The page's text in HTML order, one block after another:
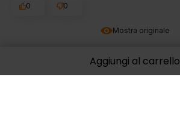
Aggiungi al carrello
Mostra originale
0
0